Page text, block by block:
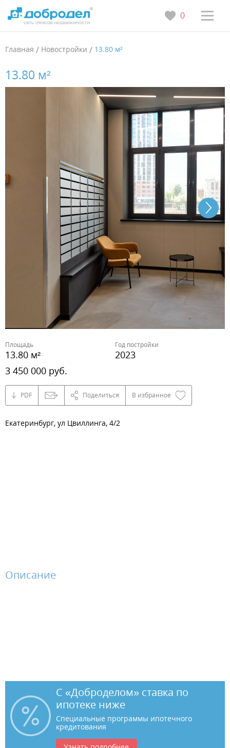
0
Главная / Новостройки / 13.80 м²
13.80 м²
Площадь
13.80 м²
Год постройки
2023
3 450 000 руб.
PDF Поделиться В избранное
Екатеринбург, ул Цвиллинга, 4/2
Описание
С «Доброделом» ставка по
ипотеке ниже
Специальные программы ипотечного
кредитования